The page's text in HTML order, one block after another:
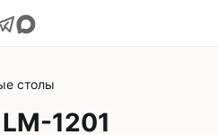
столы
1201